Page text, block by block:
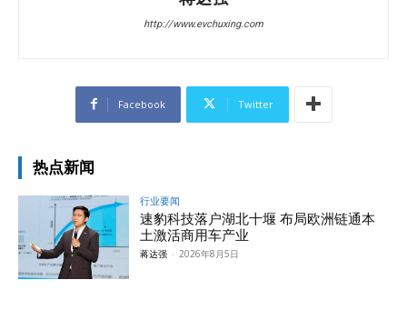
http://www.evchuxing.com
Facebook Twitter
热点新闻
行业要闻
速豹科技落户湖北十堰 布局欧洲链通本
土激活商用车产业
蒋达强 - 2026年8月5日